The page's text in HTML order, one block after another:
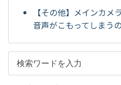
【その他】メインカメ
音声がこもってしまう